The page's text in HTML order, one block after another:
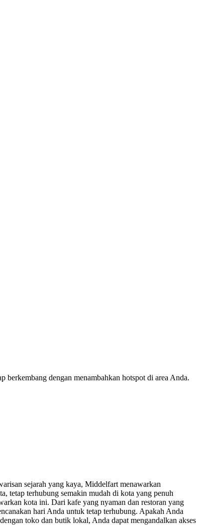
dengan menambahkan hotspot di area Anda.
sejarah yang kaya, Middelfart menawarkan
tetap terhubung semakin mudah di kota yang penuh
kota ini. Dari kafe yang nyaman dan restoran yang
hari Anda untuk tetap terhubung. Apakah Anda
toko dan butik lokal, Anda dapat mengandalkan akses